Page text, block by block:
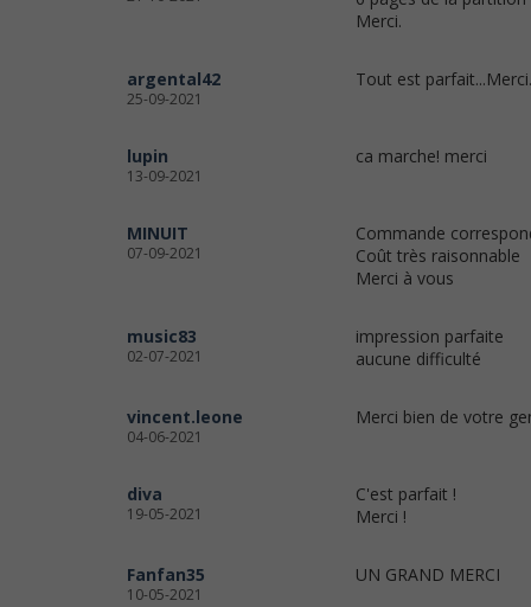
Merci.
argental42
25-09-2021
Tout est parfait...Merci.
lupin
13-09-2021
ca marche! merci
MINUIT
07-09-2021
Commande
Coût très raisonnable
Merci à vous
music83
02-07-2021
impression parfaite
aucune difficulté
vincent.leone
04-06-2021
Merci bien de votre
diva
19-05-2021
C'est parfait !
Merci !
Fanfan35
10-05-2021
UN GRAND MERCI